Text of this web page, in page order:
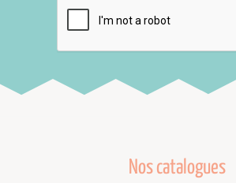
Nos catalogues